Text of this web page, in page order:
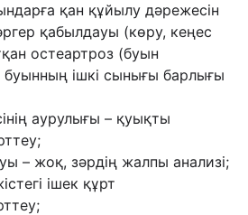
қан құйылу дəрежесін
қабылдауы (көру, кеңес
остеартроз (буын
буынның ішкі сынығы барлығы
аурулығы – қуықты
– жоқ, зəрдің жалпы анализі;
ішек құрт